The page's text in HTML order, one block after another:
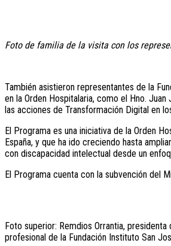
Foto de familia de la visita con los
También asistieron representantes de la
en la Orden Hospitalaria, como el Hno.
las acciones de Transformación Digital en
El Programa es una iniciativa de la Orden
España, y que ha ido creciendo hasta
con discapacidad intelectual desde un
El Programa cuenta con la subvención del
Foto superior: Remdios Orrantia,
profesional de la Fundación Instituto San